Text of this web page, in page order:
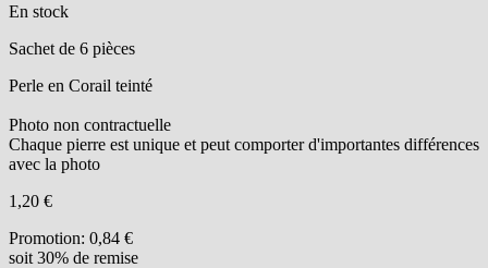
En stock
Sachet de 6 pièces
Perle en Corail teinté
Photo non contractuelle
Chaque pierre est unique et peut comporter d'importantes différences
avec la photo
1,20 €
Promotion: 0,84 €
soit 30% de remise